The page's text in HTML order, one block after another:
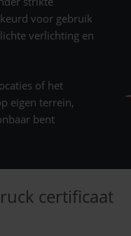
voor gebruik
verlichting en
of het
eigen terrein,
bent
certificaat